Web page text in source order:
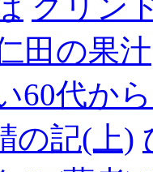
田の果汁
60代から
の記(上)